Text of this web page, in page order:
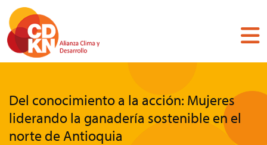
Pasar
contenido
principal
Del conocimiento a la acción: Mujeres
liderando la ganadería sostenible en el
norte de Antioquia